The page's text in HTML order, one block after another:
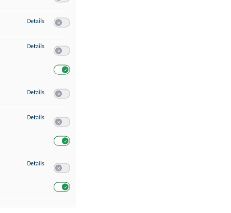
Details zu Verwendung von Profilen zur Auswahl personalisierter Werbung
Details zu Messung der Werbeleistung
Details zu Messung der Performance von Inhalten
Details zu Analyse von Zielgruppen durch Statistiken oder Kombinationen von
Details zu Entwicklung und Verbesserung der Angebote